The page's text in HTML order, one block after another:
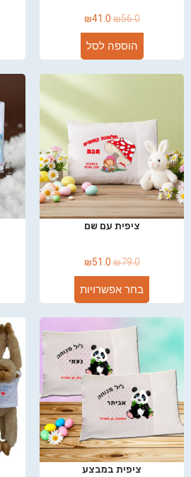
₪56.0
₪41.0
הוספה לסל
ציפית עם שם
₪79.0
₪51.0
בחר אפשרויות
ציפית במבצע